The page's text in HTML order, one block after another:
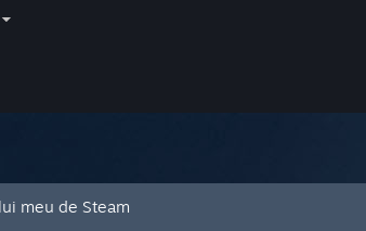
meu de Steam